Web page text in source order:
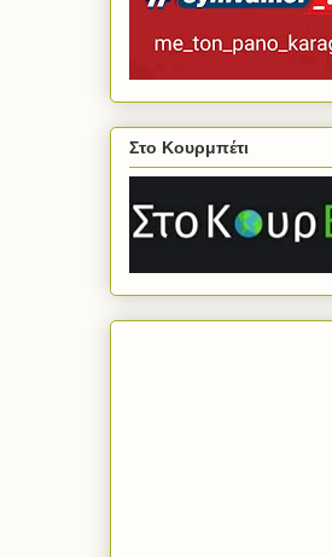
Στο Κουρμπέτι